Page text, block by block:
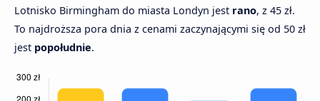
Lotnisko Birmingham do miasta Londyn jest rano, z 45 zł.
To najdroższa pora dnia z cenami zaczynającymi się od 50 zł
jest popołudnie.